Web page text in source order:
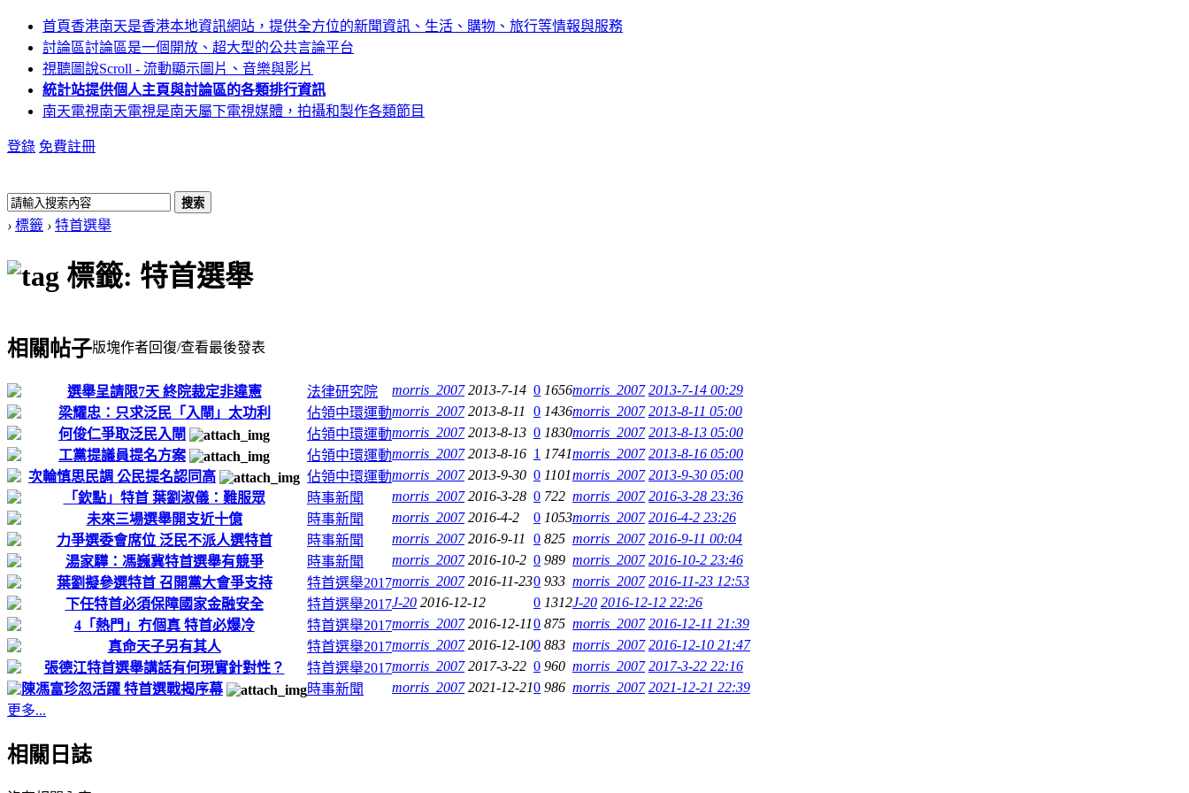
首頁香港南天是香港本地資訊網站，提供全方位的新聞資訊、生活、購物、旅行等情報與服務
討論區討論區是一個開放、超大型的公共言論平台
視聽圖說Scroll - 流動顯示圖片、音樂與影片
統計站提供個人主頁與討論區的各類排行資訊
南天電視南天電視是南天屬下電視媒體，拍攝和製作各類節目
登錄 免費註冊
搜索
› 標籤 › 特首選舉
標籤: 特首選舉
相關帖子版塊作者回復/查看最後發表
選舉呈請限7天 終院裁定非違憲 法律研究院 morris_2007 2013-7-14 0 1656morris_2007 2013-7-14 00:29
梁耀忠：只求泛民「入閘」太功利
佔領中環運動morris_2007 2013-8-11 0 1436morris_2007 2013-8-11 05:00
何俊仁爭取泛民入閘
佔領中環運動morris_2007 2013-8-13 0 1830morris_2007 2013-8-13 05:00
工黨提議員提名方案
佔領中環運動morris_2007 2013-8-16 1 1741morris_2007 2013-8-16 05:00
次輪慎思民調 公民提名認同高
佔領中環運動morris_2007 2013-9-30 0 1101morris_2007 2013-9-30 05:00
「欽點」特首 葉劉淑儀：難服眾
時事新聞 morris_2007 2016-3-28 0 722 morris_2007 2016-3-28 23:36
未來三場選舉開支近十億
時事新聞 morris_2007 2016-4-2 0 1053morris_2007 2016-4-2 23:26
力爭選委會席位 泛民不派人選特首
時事新聞 morris_2007 2016-9-11 0 825 morris_2007 2016-9-11 00:04
湯家驊：馮巍冀特首選舉有競爭
時事新聞 morris_2007 2016-10-2 0 989 morris_2007 2016-10-2 23:46
葉劉擬參選特首 召開黨大會爭支持
特首選舉2017morris_2007 2016-11-230 933 morris_2007 2016-11-23 12:53
下任特首必須保障國家金融安全
特首選舉2017J-20 2016-12-12 0 1312J-20 2016-12-12 22:26
4「熱門」冇個真 特首必爆冷
特首選舉2017morris_2007 2016-12-110 875 morris_2007 2016-12-11 21:39
真命天子另有其人
特首選舉2017morris_2007 2016-12-100 883 morris_2007 2016-12-10 21:47
張德江特首選舉講話有何現實針對性？
特首選舉2017morris_2007 2017-3-22 0 960 morris_2007 2017-3-22 22:16
陳馮富珍忽活躍 特首選戰揭序幕
時事新聞 morris_2007 2021-12-210 986 morris_2007 2021-12-21 22:39
更多...
相關日誌